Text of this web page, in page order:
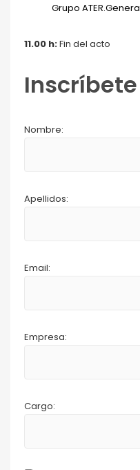
Grupo ATER.Genera
11.00 h:Fin del acto
Inscríbete
Nombre:
Apellidos:
Email:
Empresa:
Cargo: